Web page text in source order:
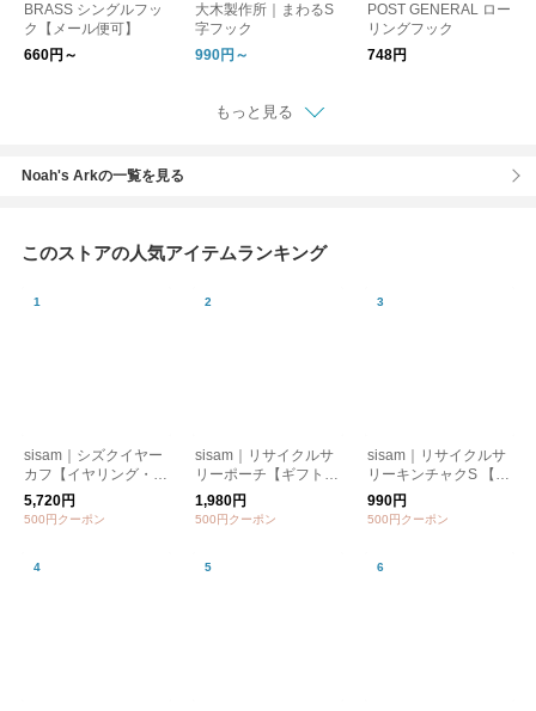
BRASS シングルフッ
ク【メール便可】
660円～
大木製作所｜まわるS
字フック
990円～
POST GENERAL ロー
リングフック
748円
もっと見る
Noah's Arkの一覧を見る
このストアの人気アイテムランキング
sisam｜シズクイヤー
カフ【イヤリング・ピ
アス】【フォーマル】
【ギフトおすすめ】
5,720円
500円クーポン
sisam｜リサイクルサ
リーポーチ【ギフトお
すすめ】【カラフル】
1,980円
500円クーポン
sisam｜リサイクルサ
リーキンチャクS 【ポ
ーチ】【巾着】【ギフ
トおすすめ】
990円
500円クーポン